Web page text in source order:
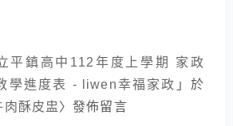
平鎮高中112年度上學期 家政
學進度表 - liwen幸福家政 」於
肉酥皮盅 〉發佈留言